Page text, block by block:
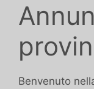
Benvenuto